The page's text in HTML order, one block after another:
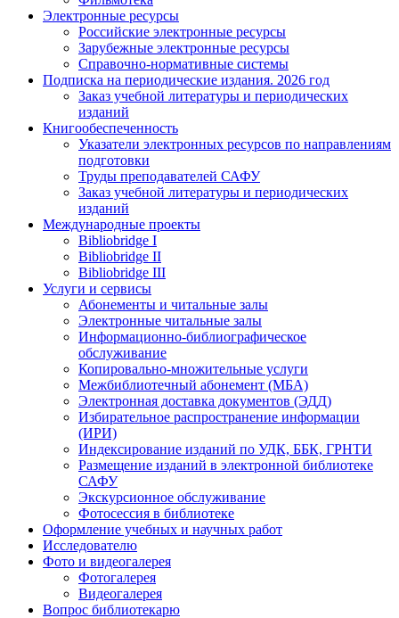
Электронные ресурсы
Российские электронные ресурсы
Зарубежные электронные ресурсы
Справочно-нормативные системы
Подписка на периодические издания. 2026 год
Заказ учебной литературы и периодических
изданий
Книгообеспеченность
Указатели электронных ресурсов по направлениям
подготовки
Труды преподавателей САФУ
Заказ учебной литературы и периодических
изданий
Международные проекты
Bibliobridge I
Bibliobridge II
Bibliobridge III
Услуги и сервисы
Абонементы и читальные залы
Электронные читальные залы
Информационно-библиографическое
обслуживание
Копировально-множительные услуги
Межбиблиотечный абонемент (МБА)
Электронная доставка документов (ЭДД)
Избирательное распространение информации
(ИРИ)
Индексирование изданий по УДК, ББК, ГРНТИ
Размещение изданий в электронной библиотеке
САФУ
Экскурсионное обслуживание
Фотосессия в библиотеке
Оформление учебных и научных работ
Исследователю
Фото и видеогалерея
Фотогалерея
Видеогалерея
Вопрос библиотекарю